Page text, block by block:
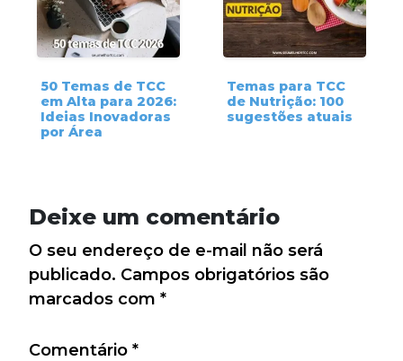
50 Temas de TCC
em Alta para 2026:
Ideias Inovadoras
por Área
Temas para TCC
de Nutrição: 100
sugestões atuais
Deixe um comentário
O seu endereço de e-mail não será
publicado. Campos obrigatórios são
marcados com *
Comentário *